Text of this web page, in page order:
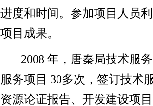
进度和时间。参加项目人员
项目成果。
2008 年，唐秦局技术服
服务项目 30多次，签订技术
资源论证报告、开发建设项